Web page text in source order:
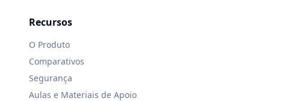
Recursos
O Produto
Comparativos
Segurança
Aulas e Materiais de Apoio